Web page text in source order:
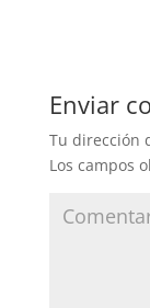
Enviar
Tu dirección
Los campos